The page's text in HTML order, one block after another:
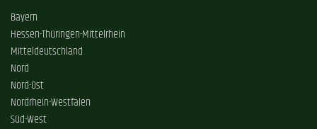
Bayern
Hessen-Thüringen-Mittelrhein
Mitteldeutschland
Nord
Nord-Ost
Nordrhein-Westfalen
Süd-West